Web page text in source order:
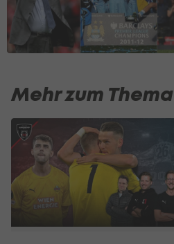
Mehr zum Thema